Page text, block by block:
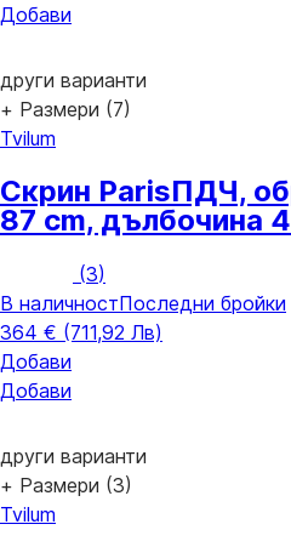
Добави
други варианти
+ Размери (7)
Tvilum
Скрин ParisПДЧ,
87 cm, дълбочина
(3)
В наличностПоследни бройки
364 € (711,92 Лв)
Добави
Добави
други варианти
+ Размери (3)
Tvilum